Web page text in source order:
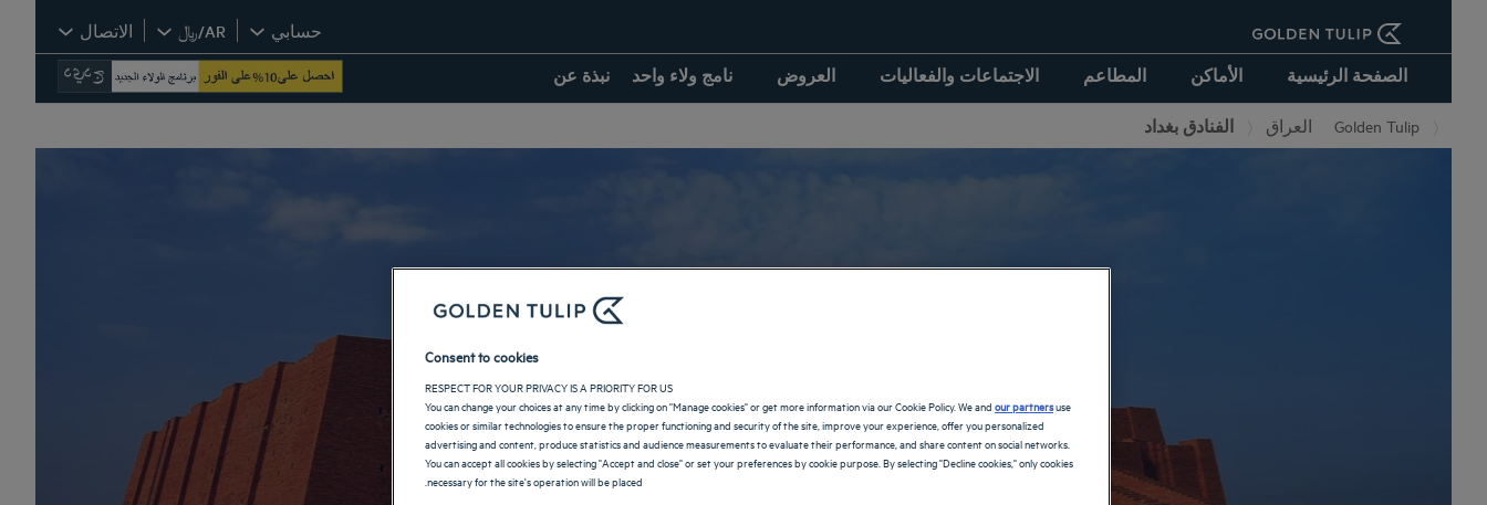
حسابي AR/﷼ الاتصال
الصفحة الرئيسية الأماكن المطاعم الاجتماعات والفعاليات العروض نامج ولاء واحد نبذة عن
Golden Tulip العراق الفنادق بغداد
الفنادق في بغداد
العودة إلى صفحة الإمارات العراق
Consent to cookies
RESPECT FOR YOUR PRIVACY IS A PRIORITY FOR US
You can change your choices at any time by clicking on "Manage cookies" or get more information via our Cookie Policy. We andour partnersuse
cookies or similar technologies to ensure the proper functioning and security of the site, improve your experience, offer you personalized
advertising and content, produce statistics and audience measurements to evaluate their performance, and share content on social networks.
You can accept all cookies by selecting "Accept and close" or set your preferences by cookie purpose. By selecting "Decline cookies," only cookies
necessary for the site's operation will be placed.